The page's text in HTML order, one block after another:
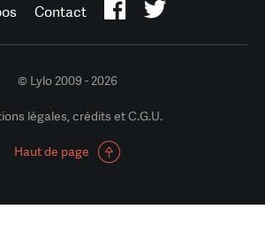
Contact
© Lylo 2009 - 2026
légales, crédits et C.G.U.
Haut de page